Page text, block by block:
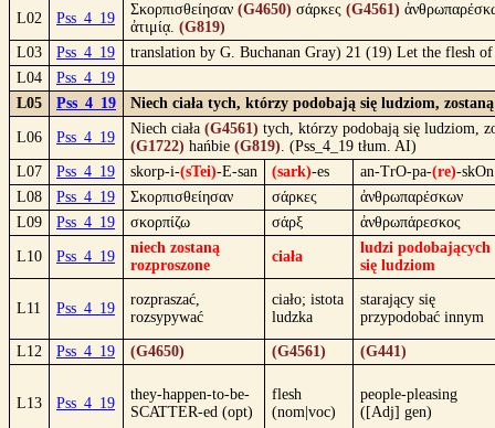
L02 Pss_4_19
Σκορπισθείησαν (G4650) σάρκες (G4561)
ἀτιμίᾳ. (G819)
L03
Pss_4_19
translation by G. Buchanan Gray) 21 (19) Let the flesh
L04
Pss_4_19
L05
Pss_4_19 Niech ciała tych, którzy podobają się ludziom,
L06 Pss_4_19
Niech ciała (G4561) tych, którzy podobają się ludziom,
(G1722) hańbie (G819). (Pss_4_19 tłum. AI)
L07
Pss_4_19 skorp-i-(sTei)-E-san (sark)-es an-TrO-pa-(re)-skOn
L08
Pss_4_19 Σκορπισθείησαν σάρκες
ἀνθρωπαρέσκων
L09
Pss_4_19 σκορπίζω σάρξ ἀνθρωπάρεσκος
L10 Pss_4_19
niech zostaną
rozproszone
ciała
ludzi podobających
się ludziom
L11 Pss_4_19
rozpraszać,
rozsypywać
ciało; istota
ludzka
starający się
przypodobać innym
L12 Pss_4_19 (G4650) (G4561) (G441)
L13 Pss_4_19
they-happen-to-be-
SCATTER-ed (opt)
flesh
(nom|voc)
people-pleasing
([Adj] gen)